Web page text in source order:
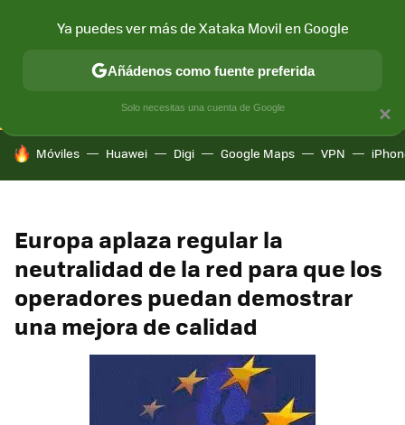
CONECTIVIDAD MÓVIL Y SOCIEDAD APLICACIONES
HOY SE HABLA DE
Móviles Huawei Digi Google Maps VPN
Europa aplaza regular la
neutralidad de la red para que los
operadores puedan demostrar
una mejora de calidad
×
Ya puedes ver más de Xataka Movil en Google
Añádenos como fuente preferida
Solo necesitas una cuenta de Google